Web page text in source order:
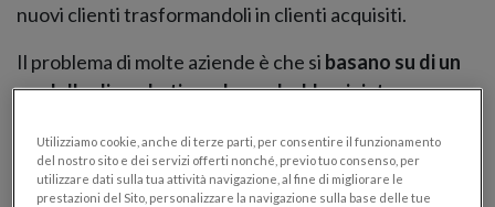
nuovi clienti trasformandoli in clienti acquisiti.
Il problema di molte aziende è che si basano su di un
modello di marketing, che andrebbe rivisto e
necessario un cambio di prospettiva e analizzare la
cosa dal punto di vista del cliente finale.
Utilizziamo cookie, anche di terze parti, per consentire il funzionamento
del nostro sito e dei servizi offerti nonché, previo tuo consenso, per
utilizzare dati sulla tua attività navigazione, al fine di migliorare le
prestazioni del Sito, personalizzare la navigazione sulla base delle tue